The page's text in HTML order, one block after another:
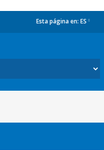
Esta página en: ES